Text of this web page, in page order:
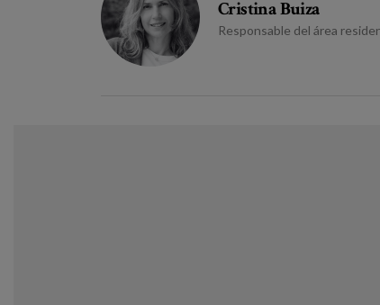
Cristina Buiza
Responsable del área